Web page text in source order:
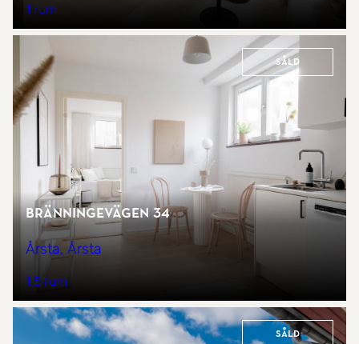
1 rum
Såld
Bränningevägen 34
Årsta, Årsta
1,5 rum
Såld